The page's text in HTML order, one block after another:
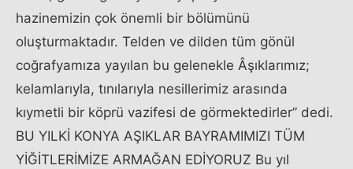
hazinemizin çok önemli bir bölümünü
oluşturmaktadır. Telden ve dilden tüm gönül
coğrafyamıza yayılan bu gelenekle Âşıklarımız;
kelamlarıyla, tınılarıyla nesillerimiz arasında
kıymetli bir köprü vazifesi de görmektedirler” dedi.
BU YILKİ KONYA AŞIKLAR BAYRAMIMIZI TÜM
YİĞİTLERİMİZE ARMAĞAN EDİYORUZ Bu yıl